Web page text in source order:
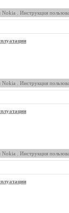
. Инструкция
. Инструкция
. Инструкция